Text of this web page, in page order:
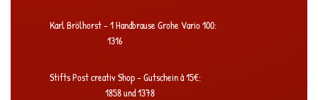
Karl Brölhorst – 1 Handbrause Grohe Vario 100:
1316
Stifts Post creativ Shop – Gutschein à 15€:
1858 und 1378